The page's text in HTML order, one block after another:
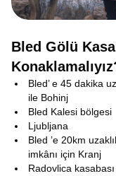
Bled Gölü
Bled’ e 45 dakika
ile Bohinj
Bled Kalesi bölgesi
Ljubljana
Bled ’e 20km
imkânı için Kranj
Radovlica kasabası